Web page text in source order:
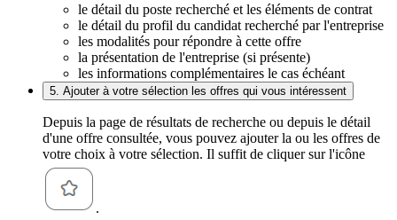
le détail du poste recherché et les éléments de contrat
le détail du profil du candidat recherché par l'entreprise
les modalités pour répondre à cette offre
la présentation de l'entreprise (si présente)
les informations complémentaires le cas échéant
5. Ajouter à votre sélection les offres qui vous intéressent
Depuis la page de résultats de recherche ou depuis le détail
d'une offre consultée, vous pouvez ajouter la ou les offres de
votre choix à votre sélection. Il suffit de cliquer sur l'icône
.